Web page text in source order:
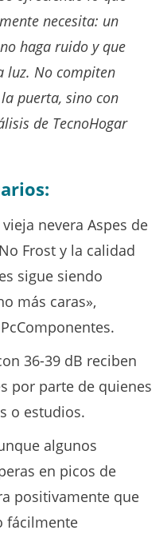
necesita: un
haga ruido y que
luz. No compiten
puerta, sino con
de TecnoHogar
nevera Aspes de
Frost y la calidad
sigue siendo
más caras»,
36-39 dB reciben
por parte de quienes
o estudios.
algunos
en picos de
positivamente que
fácilmente